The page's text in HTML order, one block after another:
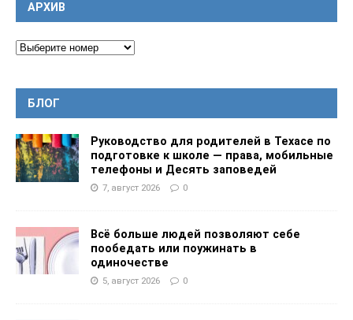
АРХИВ
БЛОГ
Руководство для родителей в Техасе по
подготовке к школе — права, мобильные
телефоны и Десять заповедей
7, август 2026 0
Всё больше людей позволяют себе
пообедать или поужинать в
одиночестве
5, август 2026 0